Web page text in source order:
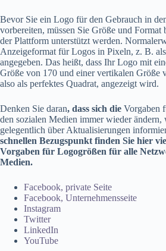
Bevor Sie ein Logo für den Gebrauch in
vorbereiten, müssen Sie Größe und Format
der Plattform unterstützt werden.
Anzeigeformat für Logos in Pixeln, z. B.
angegeben. Das heißt, dass Ihr Logo mit
Größe von 170 und einer vertikalen Größe
also als perfektes Quadrat, angezeigt wird.
Denken Sie daran, dass sich die Vorgaben
den sozialen Medien immer wieder ändern,
gelegentlich über Aktualisierungen
schnellen Bezugspunkt finden Sie hier
Vorgaben für Logogrößen für alle
Medien.
Facebook, private Seite
Facebook, Unternehmensseite
Instagram
Twitter
LinkedIn
YouTube